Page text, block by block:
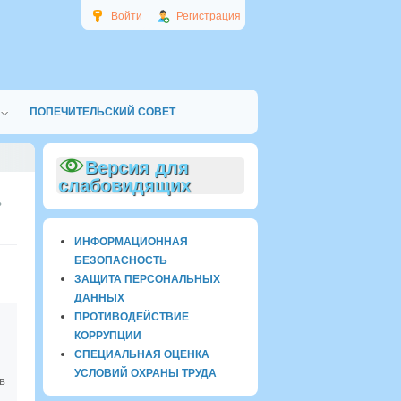
Войти Регистрация
ПОПЕЧИТЕЛЬСКИЙ СОВЕТ
Версия для
слабовидящих
ИНФОРМАЦИОННАЯ
БЕЗОПАСНОСТЬ
ЗАЩИТА ПЕРСОНАЛЬНЫХ
ДАННЫХ
ПРОТИВОДЕЙСТВИЕ
КОРРУПЦИИ
СПЕЦИАЛЬНАЯ ОЦЕНКА
УСЛОВИЙ ОХРАНЫ ТРУДА